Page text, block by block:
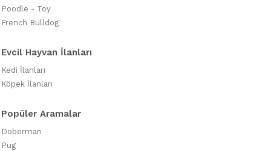
Poodle - Toy
French Bulldog
Evcil Hayvan İlanları
Kedi İlanları
Köpek İlanları
Popüler Aramalar
Doberman
Pug